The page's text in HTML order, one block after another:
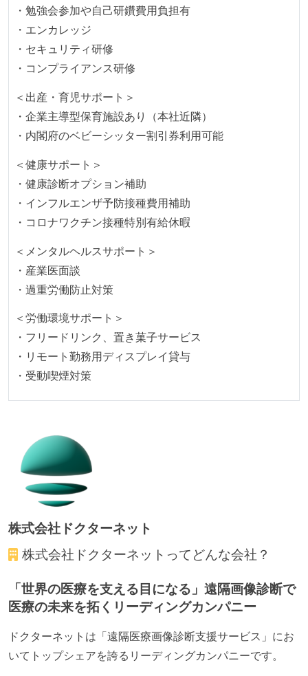
コード品質向上のための取り組み
本番にデプロイされるコードには、全てコードレビュ
ーまたはペアプログラミングを実施している
「リファクタリングは随時行われるべき」という価値
観をメンバー全員が共有しており、日常的に実施して
いる
何らかのコーディング規約をチーム全体で遵守するよ
うにしている
提出されたコードには自動的にリグレッションテスト
が実行される環境が構築されている
テストの実施度
ほとんどの機能に受け入れテストを記述、実施してい
る
想定される複数環境での品質チェックを義務づけてい
アジャイル実践状況
1ヶ月以下の短い期間でのイテレーション開発を実践
している
デイリーでスタンドアップミーティング、またはそれ
継続的なデプロイ（デリバリー）を行っている
ワークフローの整備
全てのコードをバージョン管理ツールで管理している
ベースで行われる
自動（＝システム化され、1コマンドで実行できる）
コードによるインフラ構成管理（Infrastructure as
Code）の環境が整備されている
オープンな情報共有
・勉強会参加や自己研鑽費用負担有
・エンカレッジ
・セキュリティ研修
・コンプライアンス研修
＜出産・育児サポート＞
・企業主導型保育施設あり（本社近隣）
・内閣府のベビーシッター割引券利用可能
＜健康サポート＞
・健康診断オプション補助
・インフルエンザ予防接種費用補助
・コロナワクチン接種特別有給休暇
＜メンタルヘルスサポート＞
・産業医面談
・過重労働防止対策
＜労働環境サポート＞
・フリードリンク、置き菓子サービス
・リモート勤務用ディスプレイ貸与
・受動喫煙対策
株式会社ドクターネット
株式会社ドクターネット ってどんな会社？
「世界の医療を支える目になる」遠隔画像診断で
医療の未来を拓くリーディングカンパニー
ドクターネットは「遠隔医療画像診断支援サービス」にお
いてトップシェアを誇るリーディングカンパニーです。